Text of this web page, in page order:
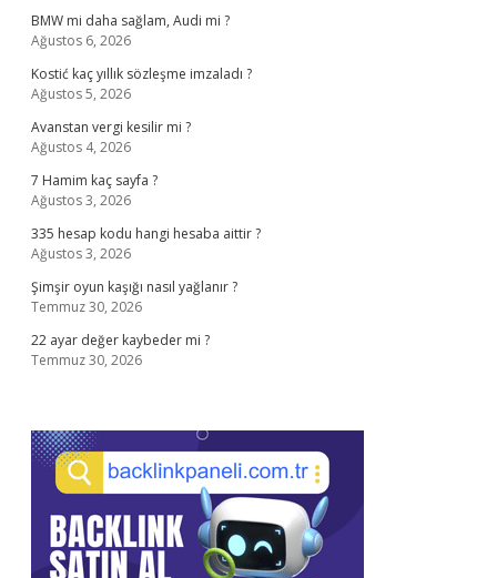
BMW mi daha sağlam, Audi mi ?
Ağustos 6, 2026
Kostić kaç yıllık sözleşme imzaladı ?
Ağustos 5, 2026
Avanstan vergi kesilir mi ?
Ağustos 4, 2026
7 Hamim kaç sayfa ?
Ağustos 3, 2026
335 hesap kodu hangi hesaba aittir ?
Ağustos 3, 2026
Şimşir oyun kaşığı nasıl yağlanır ?
Temmuz 30, 2026
22 ayar değer kaybeder mi ?
Temmuz 30, 2026